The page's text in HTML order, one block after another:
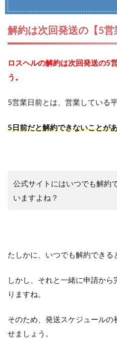
解約は次回発送の【5営
ロスヘルの解約は次回発送の5
う。
5営業日前とは、営業している
5日前だと解約できないことが
公式サイトにはいつでも解約
いますよね？
たしかに、いつでも解約できる
しかし、それと一緒に申請か
りますね。
そのため、発送スケジュールの
せましょう。